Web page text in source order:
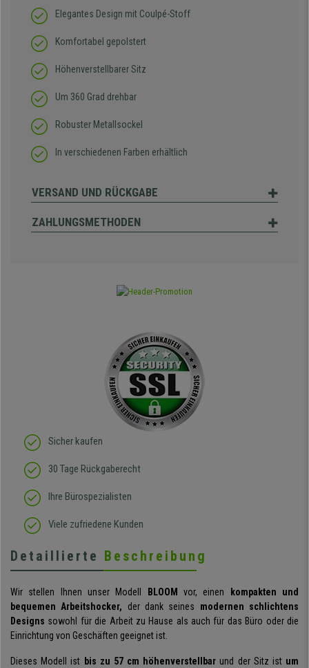
Elegantes Design mit Coulpé-Stoff
Komfortabel gepolstert
Höhenverstellbarer Sitz
Um 360 Grad drehbar
Robuster Metallsockel
In verschiedenen Farben erhältlich
VERSAND UND RÜCKGABE
ZAHLUNGSMETHODEN
Sicher kaufen
30 Tage Rückgaberecht
Ihre Bürospezialisten
Viele zufriedene Kunden
Detaillierte Beschreibung
Wir stellen Ihnen unser Modell BLOOM vor, einen kompakten und
bequemen Arbeitshocker, der dank seines modernen schlichtens
Designs sowohl für die Arbeit zu Hause als auch für das Büro oder die
Einrichtung von Geschäften geeignet ist.
Dieses Modell ist bis zu 57 cm höhenverstellbar und der Sitz ist um